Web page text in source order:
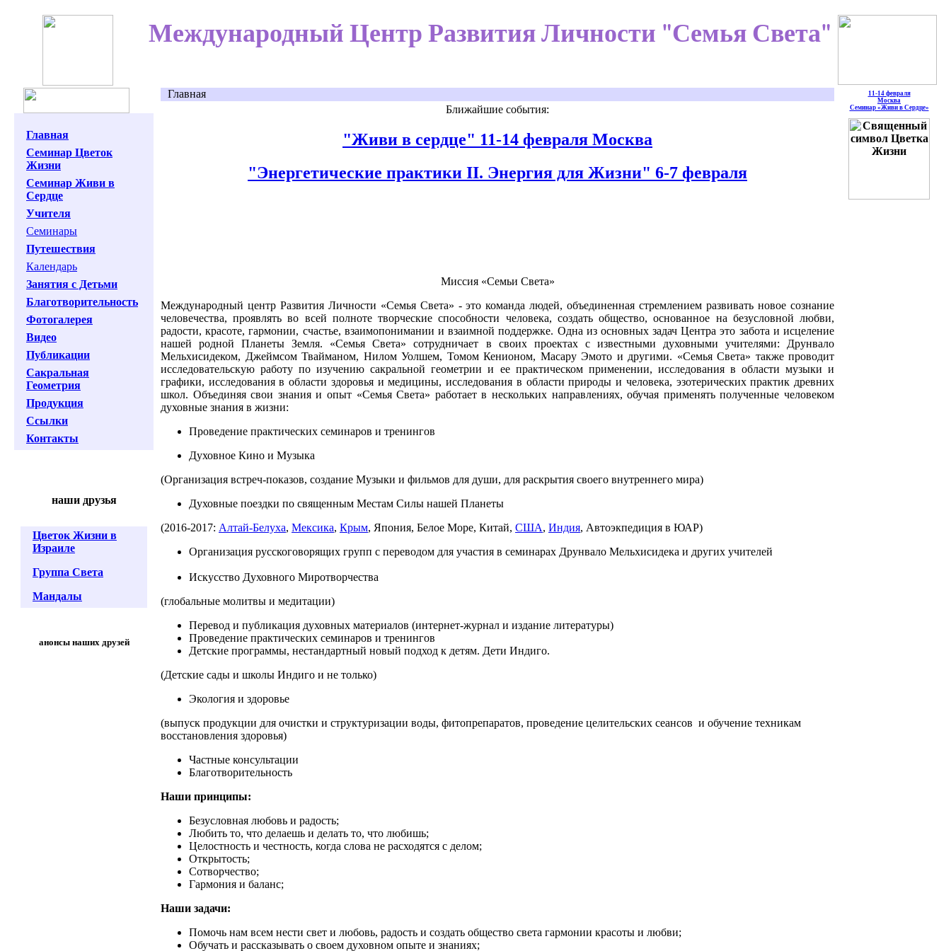
Международный Центр Развития Личности "Семья Света"
Главная
Семинар Цветок
Жизни
Семинар Живи в
Сердце
Учителя
Семинары
Путешествия
Календарь
Занятия с Детьми
Благотворительность
Фотогалерея
Видео
Публикации
Сакральная
Геометрия
Продукция
Ссылки
Контакты
наши друзья
Цветок Жизни в
Израиле
Группа Света
Мандалы
анонсы наших друзей
Главная
Ближайшие события:
"Живи в сердце" 11-14 февраля Москва
"Энергетические практики II. Энергия для Жизни" 6-7 февраля
Миссия «Семьи Света»
Международный центр Развития Личности «Семья Света» - это команда людей, объединенная стремлением развивать новое сознание
человечества, проявлять во всей полноте творческие способности человека, создать общество, основанное на безусловной любви,
радости, красоте, гармонии, счастье, взаимопонимании и взаимной поддержке. Одна из основных задач Центра это забота и исцеление
нашей родной Планеты Земля. «Семья Света» сотрудничает в своих проектах с известными духовными учителями: Друнвало
Мельхисидеком, Джеймсом Твайманом, Нилом Уолшем, Томом Кенионом, Масару Эмото и другими. «Семья Света» также проводит
исследовательскую работу по изучению сакральной геометрии и ее практическом применении, исследования в области музыки и
графики, исследования в области здоровья и медицины, исследования в области природы и человека, эзотерических практик древних
школ. Объединяя свои знания и опыт «Семья Света» работает в нескольких направлениях, обучая применять полученные человеком
духовные знания в жизни:
Проведение практических семинаров и тренингов
Духовное Кино и Музыка
(Организация встреч-показов, создание Музыки и фильмов для души, для раскрытия своего внутреннего мира)
Духовные поездки по священным Местам Силы нашей Планеты
(2016-2017: Алтай-Белуха, Мексика, Крым, Япония, Белое Море, Китай, США, Индия, Автоэкпедиция в ЮАР)
Организация русскоговорящих групп с переводом для участия в семинарах Друнвало Мельхисидека и других учителей
Искусство Духовного Миротворчества
(глобальные молитвы и медитации)
Перевод и публикация духовных материалов (интернет-журнал и издание литературы)
Проведение практических семинаров и тренингов
Детские программы, нестандартный новый подход к детям. Дети Индиго.
(Детские сады и школы Индиго и не только)
Экология и здоровье
(выпуск продукции для очистки и структуризации воды, фитопрепаратов, проведение целительских сеансов и обучение техникам
восстановления здоровья)
Частные консультации
Благотворительность
Наши принципы:
Безусловная любовь и радость;
Любить то, что делаешь и делать то, что любишь;
Целостность и честность, когда слова не расходятся с делом;
Открытость;
Сотворчество;
Гармония и баланс;
Наши задачи:
Помочь нам всем нести свет и любовь, радость и создать общество света гармонии красоты и любви;
Обучать и рассказывать о своем духовном опыте и знаниях;
11-14 февраля
Москва
Семинар «Живи в Сердце»